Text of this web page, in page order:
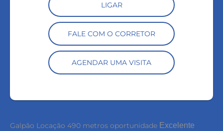
LIGAR
FALE COM O CORRETOR
AGENDAR UMA VISITA
Galpão Locação 490 metros oportunidade Excelente